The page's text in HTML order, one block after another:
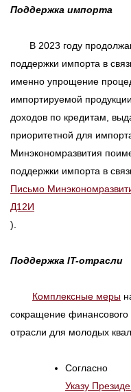
Поддержка импорта
В 2023 году
поддержки импорта в
именно упрощение
импортируемой
доходов по кредитам,
приоритетной для
Минэкономразвития
поддержки импорта в
Письмо
Д12И
).
Поддержка IT-отрасли
Комплексные меры
сокращение финансового
отрасли для молодых
Согласно
Указу